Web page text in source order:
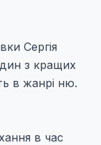
Сергія
з кращих
в жанрі ню.
в час